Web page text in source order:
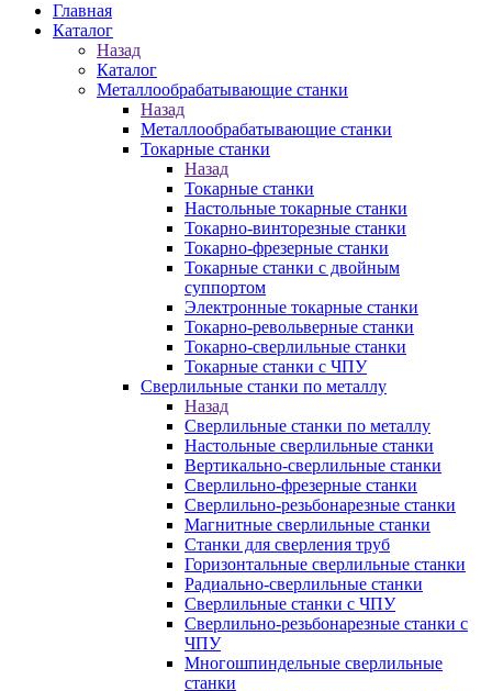
Главная
Каталог
Назад
Каталог
Металлообрабатывающие станки
Назад
Металлообрабатывающие станки
Токарные станки
Назад
Токарные станки
Настольные токарные станки
Токарно-винторезные станки
Токарно-фрезерные станки
Токарные станки с двойным
суппортом
Электронные токарные станки
Токарно-револьверные станки
Токарно-сверлильные станки
Токарные станки с ЧПУ
Сверлильные станки по металлу
Назад
Сверлильные станки по металлу
Настольные сверлильные станки
Вертикально-сверлильные станки
Сверлильно-фрезерные станки
Сверлильно-резьбонарезные станки
Магнитные сверлильные станки
Станки для сверления труб
Горизонтальные сверлильные станки
Радиально-сверлильные станки
Сверлильные станки с ЧПУ
Сверлильно-резьбонарезные станки с
ЧПУ
Многошпиндельные сверлильные
станки